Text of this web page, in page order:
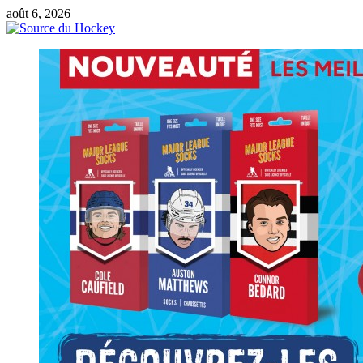
Passer
au
août 6, 2026